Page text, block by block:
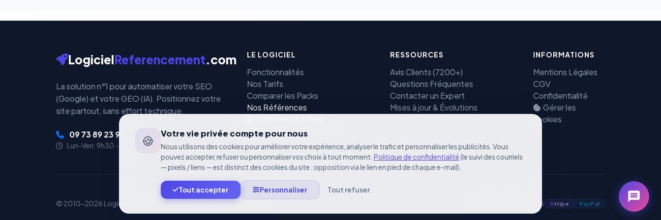
LogicielReferencement.com
La solution n°1 pour automatiser votre SEO
(Google) et votre GEO (IA). Positionnez votre
site partout, sans effort technique.
09 73 89 23 94
Lun-Ven: 9h30 - 18h00
LE LOGICIEL
Fonctionnalités
Nos Tarifs
Comparer les Packs
Nos Références
RESSOURCES
Avis Clients (7200+)
Questions Fréquentes
Contacter un Expert
Mises à jour & Évolutions
INFORMATIONS
Mentions Légales
CGV
Confidentialité
Gérer les
cookies
© 2010-2026 LogicielReferencement.com - Tous droits réservés. Paiement Sécurisé Stripe PayPal
🍪 Votre vie privée compte pour nous
Nous utilisons des cookies pour améliorer votre expérience, analyser le trafic et personnaliser les publicités. Vous
pouvez accepter, refuser ou personnaliser vos choix à tout moment. Politique de confidentialité (le suivi des courriels
— pixels / liens — est distinct des cookies du site ; opposition via le lien en pied de chaque e-mail).
Tout accepter Personnaliser Tout refuser